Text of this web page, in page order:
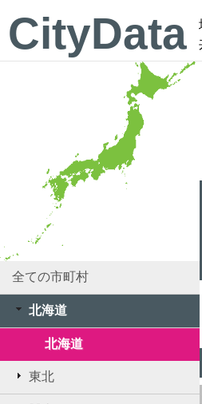
CityData
全ての市町村
北海道
北海道
東北